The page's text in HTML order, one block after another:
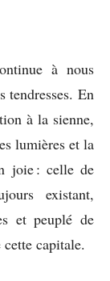
à nous
tendresses. En
à la sienne,
lumières et la
joie : celle de
existant,
et peuplé de
capitale.